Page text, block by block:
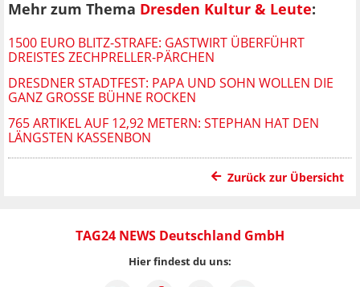
Mehr zum Thema Dresden Kultur & Leute:
1500 EURO BLITZ-STRAFE: GASTWIRT ÜBERFÜHRT
DREISTES ZECHPRELLER-PÄRCHEN
DRESDNER STADTFEST: PAPA UND SOHN WOLLEN DIE
GANZ GROSSE BÜHNE ROCKEN
765 ARTIKEL AUF 12,92 METERN: STEPHAN HAT DEN
LÄNGSTEN KASSENBON
Zurück zur Übersicht
TAG24 NEWS Deutschland GmbH
Hier findest du uns: